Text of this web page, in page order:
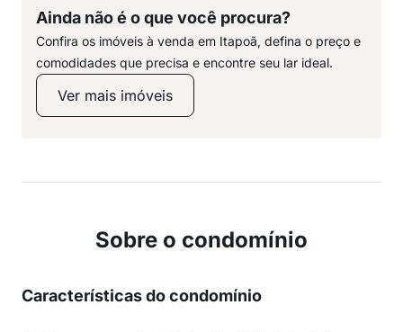
Ainda não é o que você procura?
Confira os imóveis à venda em Itapoã, defina o preço e
comodidades que precisa e encontre seu lar ideal.
Ver mais imóveis
Sobre o condomínio
Características do condomínio